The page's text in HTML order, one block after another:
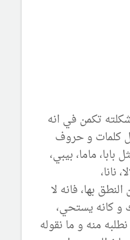
تكمن في انه
كلمات و حروف
ماما، بيبي،
نانا،
بها، فانه لا
كانه يستحي،
منه و ما نقوله